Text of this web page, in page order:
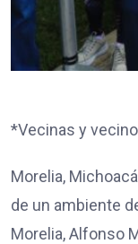
*Vecinas y
Morelia,
de un ambiente
Morelia, Alfonso